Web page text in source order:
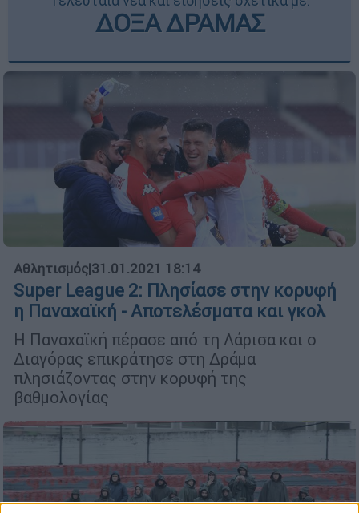
ΔΟΞΑ ΔΡΑΜΑΣ
Αθλητισμός|31.01.2021 18:14
Super League 2: Πλησίασε στην κορυφή
η Παναχαϊκή - Αποτελέσματα και γκολ
Η Παναχαϊκή πέρασε από τη Λάρισα και ο
Διαγόρας επικράτησε στη Δράμα
πλησιάζοντας στην κορυφή της
βαθμολογίας